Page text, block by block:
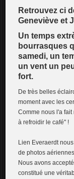
Retrouvez ci
Geneviève et
Un temps
bourrasques
samedi, un
un vent un
fort.
De très belles
moment avec les
Comme nous l'a fait
à refroidir le café" !
Lien Everaerdt
de photos
Nous avons
constitué une